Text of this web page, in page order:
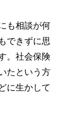
も相談が何
できずに思
。社会保険
たという方
に生かして